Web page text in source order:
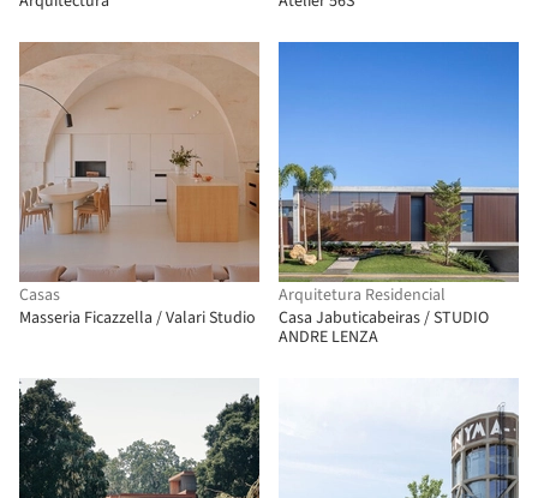
Casas
Masseria Ficazzella / Valari Studio
Arquitetura Residencial
Casa Jabuticabeiras / STUDIO
ANDRE LENZA